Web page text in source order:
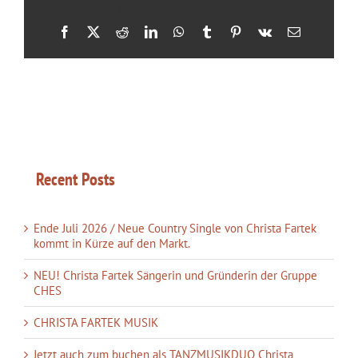
Facebook
X RedditLinkedInWhatsApp
TumblrPinterest
Vk
E-
Recent Posts
Ende Juli 2026 / Neue Country Single von Christa Fartek
kommt in Kürze auf den Markt.
NEU! Christa Fartek Sängerin und Gründerin der Gruppe
CHES
CHRISTA FARTEK MUSIK
Jetzt auch zum buchen als TANZMUSIKDUO Christa